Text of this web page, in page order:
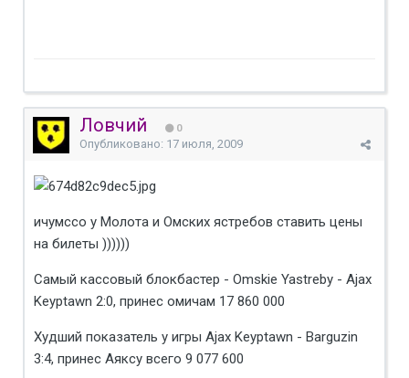
Ловчий 0
Опубликовано: 17 июля, 2009
ичумссо у Молота и Омских ястребов ставить цены
на билеты ))))))
Самый кассовый блокбастер - Omskie Yastreby - Ajax
Keyptawn 2:0, принес омичам 17 860 000
Худший показатель у игры Ajax Keyptawn - Barguzin
3:4, принес Аяксу всего 9 077 600